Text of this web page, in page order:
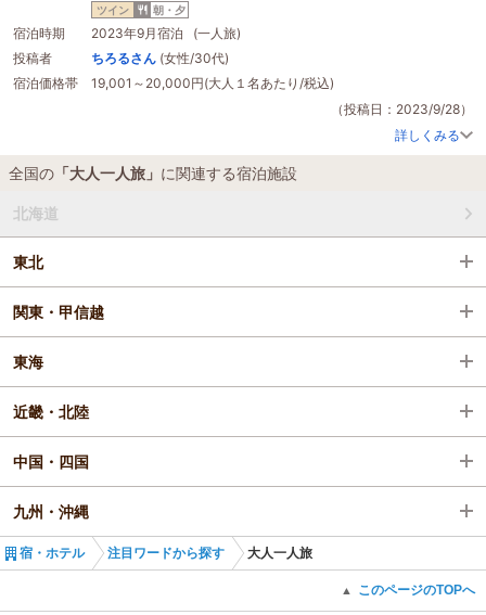
朝食はお米食べ比べはとても良かったのですが、1人ではちょっと多かったで
す。でもとても美味しく頂けました。
貸切個室サウナはセルフロウリュし放題、自分のタイミングですべて出来て完
全に整うことが出来ました。
このサウナ入るためにまた泊まりに来ようと思うくらいです(笑)
とても満足度が高かったです。ありがとうございました。
ツイン 朝・夕
宿泊時期
2023年9月宿泊 (一人旅)
投稿者
ちろるさん (女性/30代)
宿泊価格帯
19,001～20,000円(大人１名あたり/税込)
（投稿日：2023/9/28）
詳しくみる
全国の 「大人一人旅」 に関連する宿泊施設
北海道
東北
関東・甲信越
東海
近畿・北陸
中国・四国
九州・沖縄
宿・ホテル 注目ワードから探す 大人一人旅
▲ このページのTOPへ